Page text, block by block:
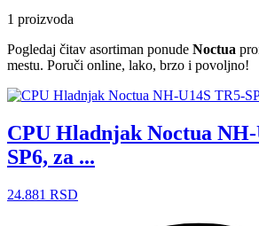
1 proizvoda
Pogledaj čitav asortiman ponude Noctua
mestu. Poruči online, lako, brzo i povoljno!
CPU Hladnjak Noctua
SP6, za ...
24.881 RSD